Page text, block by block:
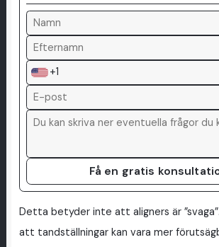
+1
Få en gratis
Detta betyder inte att aligners är
att tandställningar kan vara mer